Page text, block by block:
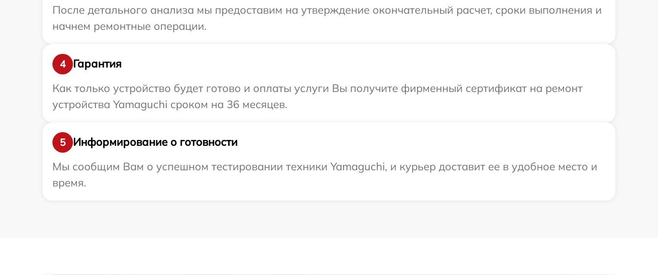
После детального анализа мы предоставим на утверждение окончательный расчет, сроки выполнения и
начнем ремонтные операции.
4
Гарантия
Как только устройство будет готово и оплаты услуги Вы получите фирменный сертификат на ремонт
устройства Yamaguchi сроком на 36 месяцев.
5
Информирование о готовности
Мы сообщим Вам о успешном тестировании техники Yamaguchi, и курьер доставит ее в удобное место и
время.